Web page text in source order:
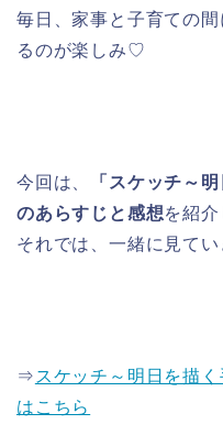
毎日、家事と子育ての
るのが楽しみ♡
今回は、
「スケッチ～
のあらすじと感想を紹介
それでは、一緒に見て
⇒ スケッチ～明日を描
はこちら